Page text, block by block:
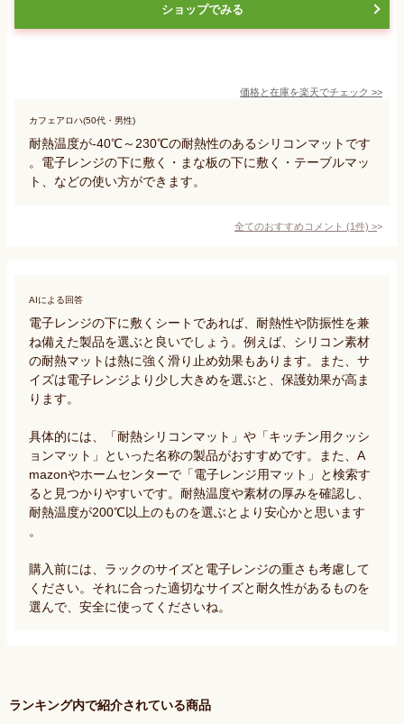
ショップでみる
価格と在庫を楽天でチェック >>
カフェアロハ(50代・男性)
耐熱温度が-40℃～230℃の耐熱性のあるシリコンマットです
。電子レンジの下に敷く・まな板の下に敷く・テーブルマッ
ト、などの使い方ができます。
全てのおすすめコメント (1件) >
AIによる回答
電子レンジの下に敷くシートであれば、耐熱性や防振性を兼
ね備えた製品を選ぶと良いでしょう。例えば、シリコン素材
の耐熱マットは熱に強く滑り止め効果もあります。また、サ
イズは電子レンジより少し大きめを選ぶと、保護効果が高ま
ります。
具体的には、「耐熱シリコンマット」や「キッチン用クッシ
ョンマット」といった名称の製品がおすすめです。また、A
mazonやホームセンターで「電子レンジ用マット」と検索す
ると見つかりやすいです。耐熱温度や素材の厚みを確認し、
耐熱温度が200℃以上のものを選ぶとより安心かと思います
。
購入前には、ラックのサイズと電子レンジの重さも考慮して
ください。それに合った適切なサイズと耐久性があるものを
選んで、安全に使ってくださいね。
ランキング内で紹介されている商品